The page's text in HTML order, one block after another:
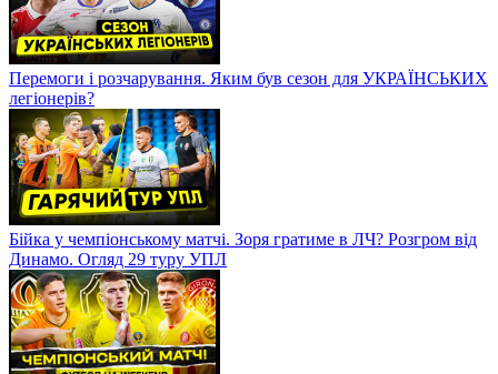
Перемоги і розчарування. Яким був сезон для УКРАЇНСЬКИХ
легіонерів?
Бійка у чемпіонському матчі. Зоря гратиме в ЛЧ? Розгром від
Динамо. Огляд 29 туру УПЛ